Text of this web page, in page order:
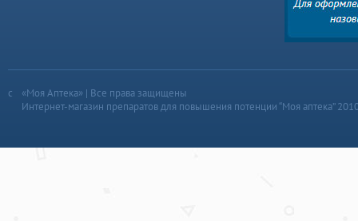
«Моя Аптека» | Все права защищены
Интернет-магазин препаратов для повышения потенции “Моя аптека”